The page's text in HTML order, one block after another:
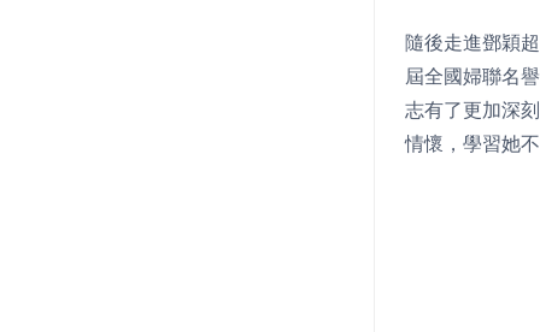
隨後走進鄧穎
屆全國婦聯名
志有了更加深
情懷，學習她